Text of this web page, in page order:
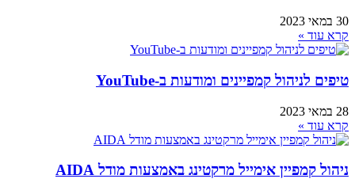
30 במאי 2023
קרא עוד »
טיפים לניהול קמפיינים ומודעות ב-YouTube
28 במאי 2023
קרא עוד »
ניהול קמפיין אימייל מרקטינג באמצעות מודל AIDA